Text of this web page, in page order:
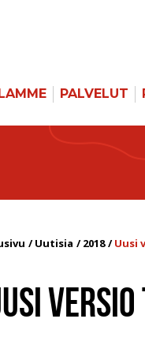
PALVELUT
Uutisia 2018 Uusi